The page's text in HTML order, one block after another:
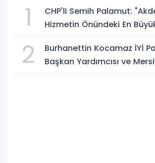
1
CHP'li Semih Palamut:
Hizmetin Önündeki En
2
Burhanettin Kocamaz İYİ
Başkan Yardımcısı ve